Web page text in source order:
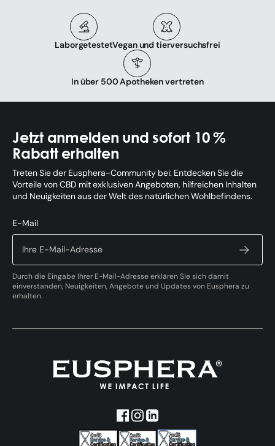
LaborgetestetVegan und tierversuchsfrei
In über 500 Apotheken vertreten
Jetzt anmelden und sofort 10 %
Rabatt erhalten
Treten Sie der Eusphera-Community bei: Entdecken Sie die
Vorteile von CBD mit exklusiven Angeboten, hilfreichen Inhalten
und Neuigkeiten aus der Welt des natürlichen Wohlbefindens.
E-Mail
Durch die Eingabe Ihrer E-Mail-Adresse erklären Sie sich damit
einverstanden, Neuigkeiten, Angebote und Updates von Eusphera zu
erhalten.